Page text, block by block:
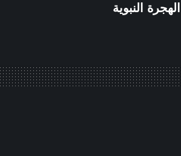
الهجرة النبوية